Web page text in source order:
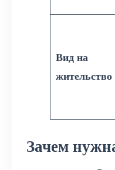
Вид на
жительство
Зачем